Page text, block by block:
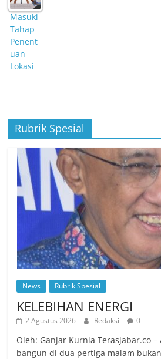
Rubrik Spesial
News Rubrik Spesial
KELEBIHAN ENERGI
2 Agustus 2026 Redaksi 0
Oleh: Ganjar Kurnia Terasjabar.co –
bangun di dua pertiga malam